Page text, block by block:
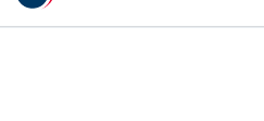
이 누리집은 대한민국 공식 전자정부 누리집입니다.